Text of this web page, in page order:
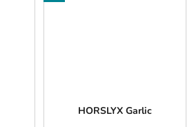
HORSLYX Garlic